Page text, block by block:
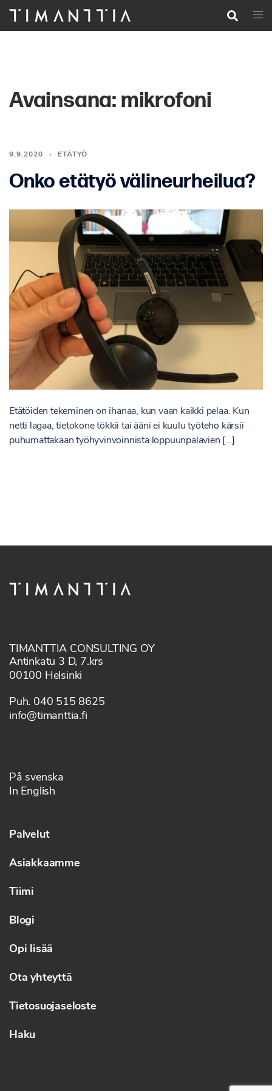
pääsisältöön
Search
Avainsana: mikrofoni
9.9.2020 ETÄTYÖ
Onko etätyö välineurheilua?
Etätöiden tekeminen on ihanaa, kun vaan kaikki pelaa. Kun
netti lagaa, tietokone tökkii tai ääni ei kuulu työteho kärsii
puhumattakaan työhyvinvoinnista loppuunpalavien […]
TIMANTTIA CONSULTING OY
Antinkatu 3 D, 7.krs
00100 Helsinki
Puh. 040 515 8625
info@timanttia.fi
På svenska
In English
Palvelut
Asiakkaamme
Tiimi
Blogi
Opi lisää
Ota yhteyttä
Tietosuojaseloste
Haku